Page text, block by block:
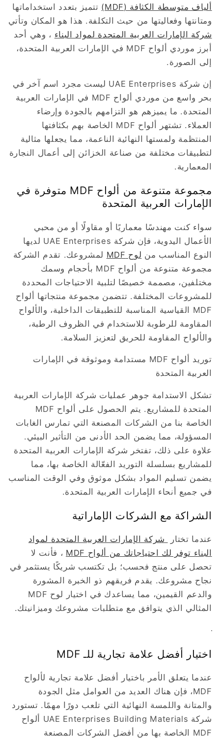
ألياف متوسطة الكثافة (MDF)
تتميز بتعدد استخداماتها
ومتانتها وفعاليتها من حيث التكلفة. هذا هو المكان وتأتي
شركة الإمارات العربية المتحدة لمواد البناء ، وهي أحد
أبرز موردي ألواح MDF في الإمارات العربية المتحدة،
إلى الصورة.
إن شركة UAE Enterprises ليست مجرد اسم آخر في
بحر واسع من موردي ألواح MDF في الإمارات العربية
المتحدة. ما يميزهم هو التزامهم بالجودة وإرضاء
العملاء. تشتهر ألواح MDF الخاصة بهم بكثافتها
المنتظمة ولمستها النهائية الناعمة، مما يجعلها مثالية
لتطبيقات مختلفة من صناعة الخزائن إلى أعمال النجارة
المعمارية.
مجموعة متنوعة من ألواح MDF متوفرة في
الإمارات العربية المتحدة
سواء كنت مهندسًا معماريًا أو مقاولًا أو من محبي
الأعمال اليدوية، فإن شركة UAE Enterprises لديها
النوع المناسب من لوح MDF
لمشروعك. تقدم الشركة
مجموعة متنوعة من ألواح MDF بأحجام وسمك
مختلفين، مصممة خصيصًا لتلبية الاحتياجات المحددة
للمشروعات المختلفة. تتضمن مجموعة منتجاتها ألواح
MDF القياسية المناسبة للتطبيقات الداخلية، والألواح
المقاومة للرطوبة للاستخدام في الظروف الرطبة،
والألواح المقاومة للحريق لتعزيز السلامة.
توريد ألواح MDF مستدامة وموثوقة في الإمارات
العربية المتحدة
تشكل الاستدامة جوهر عمليات شركة الإمارات العربية
المتحدة للمشاريع. يتم الحصول على ألواح MDF
الخاصة بنا من الشركات المصنعة التي تمارس الغابات
المسؤولة، مما يضمن الحد الأدنى من التأثير البيئي.
علاوة على ذلك، تفتخر شركة الإمارات العربية المتحدة
للمشاريع بسلسلة التوريد الفعّالة الخاصة بها، مما
يضمن تسليم المواد بشكل موثوق وفي الوقت المناسب
في جميع أنحاء الإمارات العربية المتحدة.
الشراكة مع الشركات الإماراتية
عندما تختار
شركة الإمارات العربية المتحدة لمواد
البناء توفر لك احتياجاتك من ألواح MDF
، فأنت لا
تحصل على منتج فحسب؛ بل تكتسب شريكًا يستثمر في
نجاح مشروعك. يقدم فريقهم ذو الخبرة المشورة
والدعم القيمين، مما يساعدك في اختيار لوح MDF
المثالي الذي يتوافق مع متطلبات مشروعك وميزانيتك.
اختيار أفضل علامة تجارية للـ MDF
عندما يتعلق الأمر باختيار أفضل علامة تجارية لألواح
MDF، فإن هناك العديد من العوامل مثل الجودة
والمتانة واللمسة النهائية التي تلعب دورًا مهمًا. تستورد
شركة UAE Enterprises Building Materials ألواح
MDF الخاصة بها من أفضل الشركات المصنعة